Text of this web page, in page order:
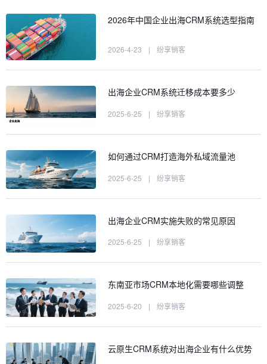
2026年中国企业出海CRM系统选型指南
2026-4-23 | 纷享销客
出海企业CRM系统迁移成本要多少
2025-6-25 | 纷享销客
如何通过CRM打造海外私域流量池
2025-6-25 | 纷享销客
出海企业CRM实施失败的常见原因
2025-6-25 | 纷享销客
东南亚市场CRM本地化需要哪些调整
2025-6-20 | 纷享销客
云原生CRM系统对出海企业有什么优势